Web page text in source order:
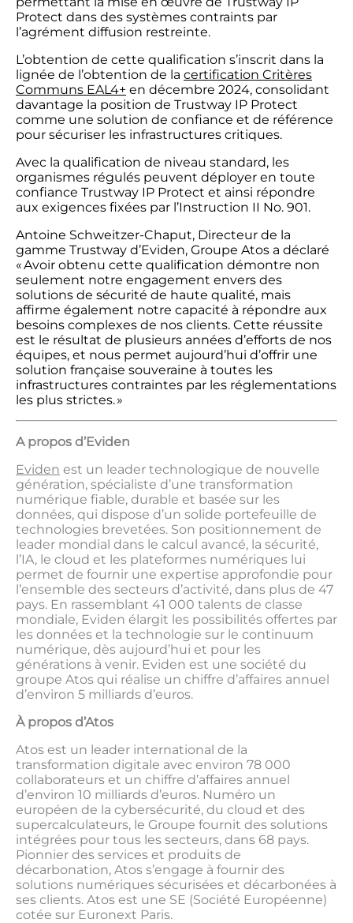
Protect dans des systèmes contraints par
l’agrément diffusion restreinte.
L’obtention de cette qualification s’inscrit dans la
lignée de l’obtention de la certification Critères
Communs EAL4+ en décembre 2024, consolidant
davantage la position de Trustway IP Protect
comme une solution de confiance et de référence
pour sécuriser les infrastructures critiques.
Avec la qualification de niveau standard, les
organismes régulés peuvent déployer en toute
confiance Trustway IP Protect et ainsi répondre
aux exigences fixées par l’Instruction II No. 901.
Antoine Schweitzer-Chaput, Directeur de la
gamme Trustway d’Eviden, Groupe Atos a déclaré
« Avoir obtenu cette qualification démontre non
seulement notre engagement envers des
solutions de sécurité de haute qualité, mais
affirme également notre capacité à répondre aux
besoins complexes de nos clients. Cette réussite
est le résultat de plusieurs années d’efforts de nos
équipes, et nous permet aujourd’hui d’offrir une
solution française souveraine à toutes les
infrastructures contraintes par les réglementations
les plus strictes. »
A propos d’Eviden
Eviden est un leader technologique de nouvelle
génération, spécialiste d’une transformation
numérique fiable, durable et basée sur les
données, qui dispose d’un solide portefeuille de
technologies brevetées. Son positionnement de
leader mondial dans le calcul avancé, la sécurité,
l’IA, le cloud et les plateformes numériques lui
permet de fournir une expertise approfondie pour
l’ensemble des secteurs d’activité, dans plus de 47
pays. En rassemblant 41 000 talents de classe
mondiale, Eviden élargit les possibilités offertes par
les données et la technologie sur le continuum
numérique, dès aujourd’hui et pour les
générations à venir. Eviden est une société du
groupe Atos qui réalise un chiffre d’affaires annuel
d’environ 5 milliards d’euros.
À propos d’Atos
Atos est un leader international de la
transformation digitale avec environ 78 000
collaborateurs et un chiffre d’affaires annuel
d’environ 10 milliards d’euros. Numéro un
européen de la cybersécurité, du cloud et des
supercalculateurs, le Groupe fournit des solutions
intégrées pour tous les secteurs, dans 68 pays.
Pionnier des services et produits de
décarbonation, Atos s’engage à fournir des
solutions numériques sécurisées et décarbonées à
ses clients. Atos est une SE (Société Européenne)
cotée sur Euronext Paris.